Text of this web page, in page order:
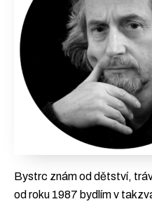
Bystrc znám od dětství,
od roku 1987 bydlím v